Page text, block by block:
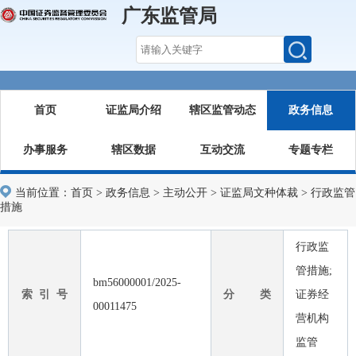
广东监管局
首页 证监局介绍 辖区监管动态 政务信息
办事服务 辖区数据 互动交流 专题专栏
当前位置： 首页 > 政务信息 > 主动公开 > 证监局文种体裁 > 行政监管
措施
索 引 号
bm56000001/2025-
00011475
分 类
行政监
管措施;
证券经
营机构
监管